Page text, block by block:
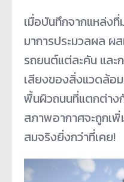
เมื่อบันทึกจากแหล่ง
มาการประมวลผล ผส
รถยนต์แต่ละคัน แล
เสียงของสิ่งแวดล้อ
พื้นผิวถนนที่แตกต่าง
สภาพอากาศจะถูกเ
สมจริงยิ่งกว่าที่เคย!